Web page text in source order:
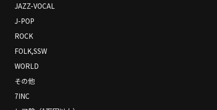
JAZZ-VOCAL
J-POP
ROCK
FOLK,SSW
WORLD
その他
7INC